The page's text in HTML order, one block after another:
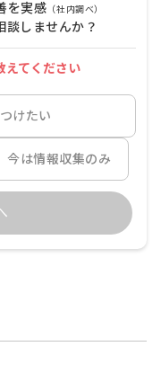
を実感 （社内調べ）
談しませんか？
えてください
けたい
今は情報収集のみ